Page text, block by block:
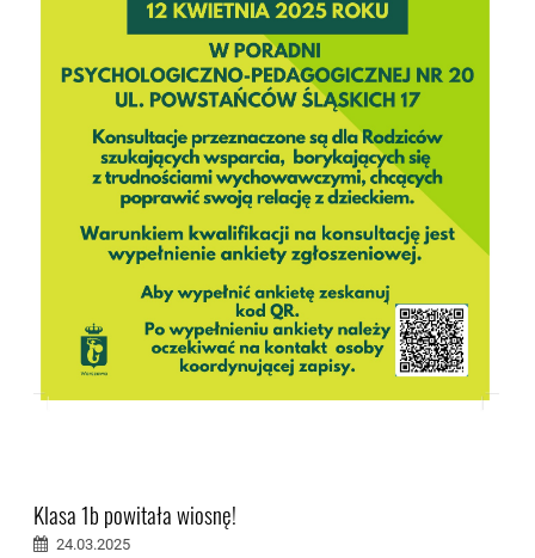
Klasa 1b powitała wiosnę!
24.03.2025